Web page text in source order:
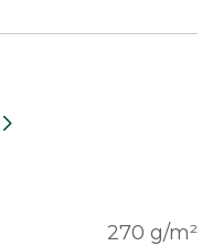
270 g/m²